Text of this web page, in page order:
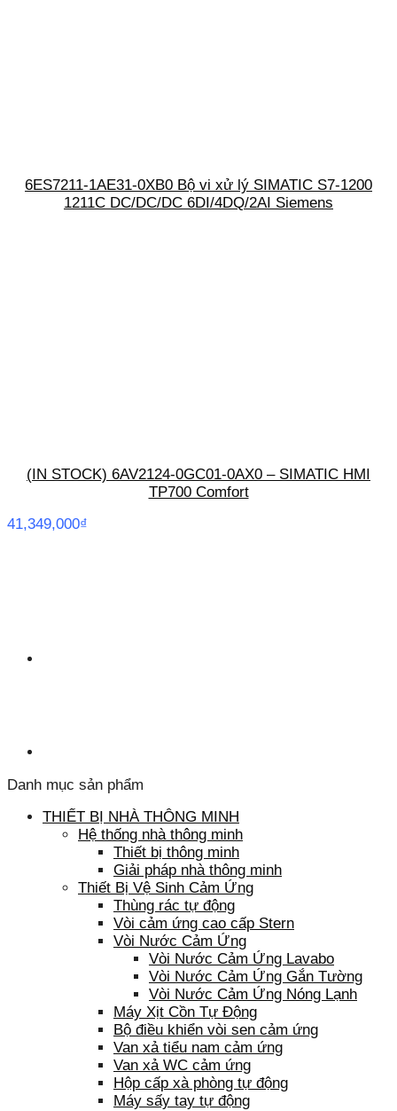
6ES7211-1AE31-0XB0 Bộ vi xử lý SIMATIC S7-1200
1211C DC/DC/DC 6DI/4DQ/2AI Siemens
(IN STOCK) 6AV2124-0GC01-0AX0 – SIMATIC HMI
TP700 Comfort
41,349,000₫
Danh mục sản phẩm
THIẾT BỊ NHÀ THÔNG MINH
Hệ thống nhà thông minh
Thiết bị thông minh
Giải pháp nhà thông minh
Thiết Bị Vệ Sinh Cảm Ứng
Thùng rác tự động
Vòi cảm ứng cao cấp Stern
Vòi Nước Cảm Ứng
Vòi Nước Cảm Ứng Lavabo
Vòi Nước Cảm Ứng Gắn Tường
Vòi Nước Cảm Ứng Nóng Lạnh
Máy Xịt Cồn Tự Động
Bộ điều khiển vòi sen cảm ứng
Van xả tiểu nam cảm ứng
Van xả WC cảm ứng
Hộp cấp xà phòng tự động
Máy sấy tay tự động